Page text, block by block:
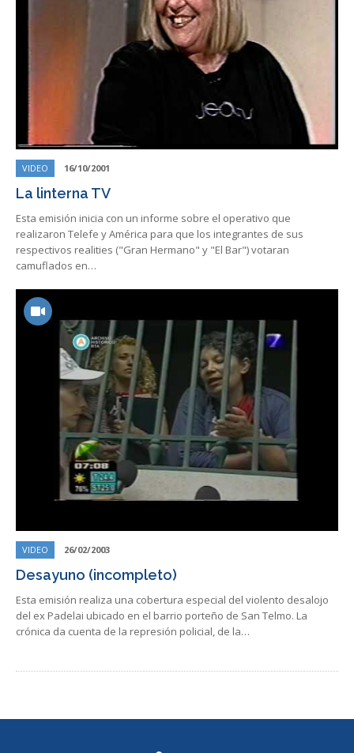
VIDEO 16/10/2001
La linterna TV
Esta emisión inicia con un informe sobre el operativo que
realizaron Telefe y América para que los integrantes de sus
respectivos realities ("Gran Hermano" y "El Bar") votaran
camuflados en…
VIDEO 26/02/2003
Desayuno (incompleto)
Esta emisión realiza una cobertura especial del violento desalojo
del ex Padelai ubicado en el barrio porteño de San Telmo. La
crónica da cuenta de la represión policial, de la…